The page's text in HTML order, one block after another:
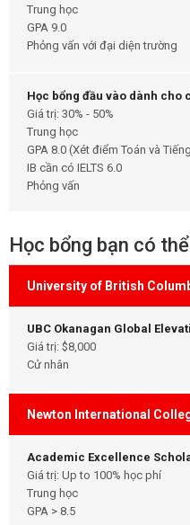
Trung học
GPA 9.0
Phỏng vấn với đại diện trường
Học bổng đầu vào dành cho
Giá trị: 30% - 50%
Trung học
GPA 8.0 (Xét điểm Toán và
IB cần có IELTS 6.0
Phỏng vấn
Học bổng bạn có
University of British
UBC Okanagan Global
Giá trị: $8,000
Cử nhân
Newton International
Academic Excellence
Giá trị: Up to 100% học phí
Trung học
GPA > 8.5